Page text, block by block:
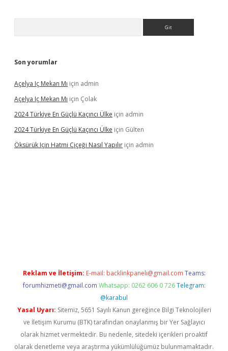
Son yorumlar
Açelya Iç Mekan Mı için admin
Açelya Iç Mekan Mı için Çolak
2024 Türkiye En Güçlü Kaçıncı Ülke için admin
2024 Türkiye En Güçlü Kaçıncı Ülke için Gülten
Öksürük Için Hatmi Çiçeği Nasıl Yapılır için admin
Reklam ve İletişim: E-mail: backlinkpaneli@gmail.com Teams:
forumhizmeti@gmail.com Whatsapp: 0262 606 0 726 Telegram:
@karabul
Yasal Uyarı: Sitemiz, 5651 Sayılı Kanun gereğince Bilgi Teknolojileri
ve İletişim Kurumu (BTK) tarafından onaylanmış bir Yer Sağlayıcı
olarak hizmet vermektedir. Bu nedenle, sitedeki içerikleri proaktif
olarak denetleme veya araştırma yükümlülüğümüz bulunmamaktadır.